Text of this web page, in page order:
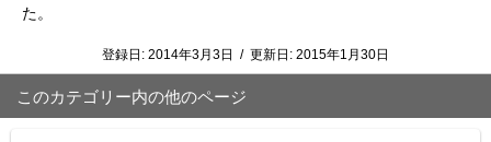
た。
登録日: 2014年3月3日 / 更新日: 2015年1月30日
このカテゴリー内の他のページ